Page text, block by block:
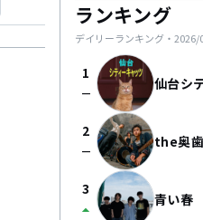
ランキング
デイリーランキング・ 2026/
1
check_indeterminate_small 仙台シ
2
check_indeterminate_small the奥
3
arrow_drop_up 青い春